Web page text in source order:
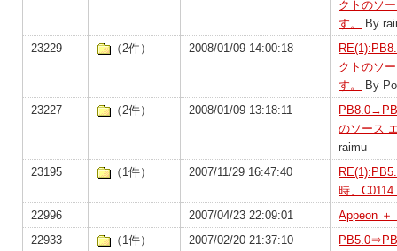
クトのソ
す。
By
23229
（2件） 2008/01/09 14:00:18
クトのソ
す。
By
23227
（2件） 2008/01/09 13:18:11
のソース
raimu
23195
（1件） 2007/11/29 16:47:40
時、
22996
2007/04/23 22:09:01
Appeon ＋
22933
（1件） 2007/02/20 21:37:10